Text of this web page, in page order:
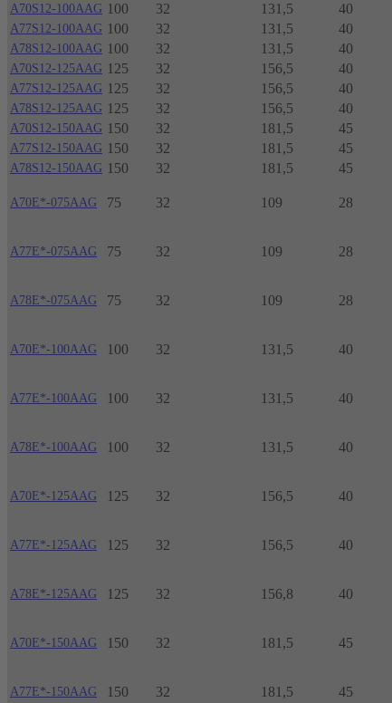
A70S12-100AAG 100 32 131,5 40
A77S12-100AAG 100 32 131,5 40
A78S12-100AAG 100 32 131,5 40
A70S12-125AAG 125 32 156,5 40
A77S12-125AAG 125 32 156,5 40
A78S12-125AAG 125 32 156,5 40
A70S12-150AAG 150 32 181,5 45
A77S12-150AAG 150 32 181,5 45
A78S12-150AAG 150 32 181,5 45
A70E*-075AAG 75 32 109 28
A77E*-075AAG 75 32 109 28
A78E*-075AAG 75 32 109 28
A70E*-100AAG 100 32 131,5 40
A77E*-100AAG 100 32 131,5 40
A78E*-100AAG 100 32 131,5 40
A70E*-125AAG 125 32 156,5 40
A77E*-125AAG 125 32 156,5 40
A78E*-125AAG 125 32 156,8 40
A70E*-150AAG 150 32 181,5 45
A77E*-150AAG 150 32 181,5 45